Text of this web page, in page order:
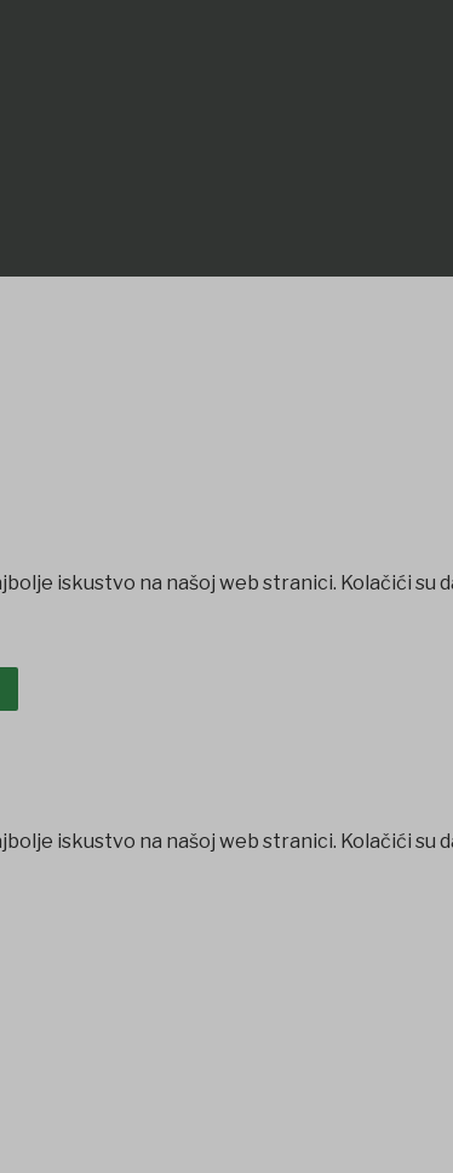
iskustvo na našoj web stranici. Kolačići
iskustvo na našoj web stranici. Kolačići